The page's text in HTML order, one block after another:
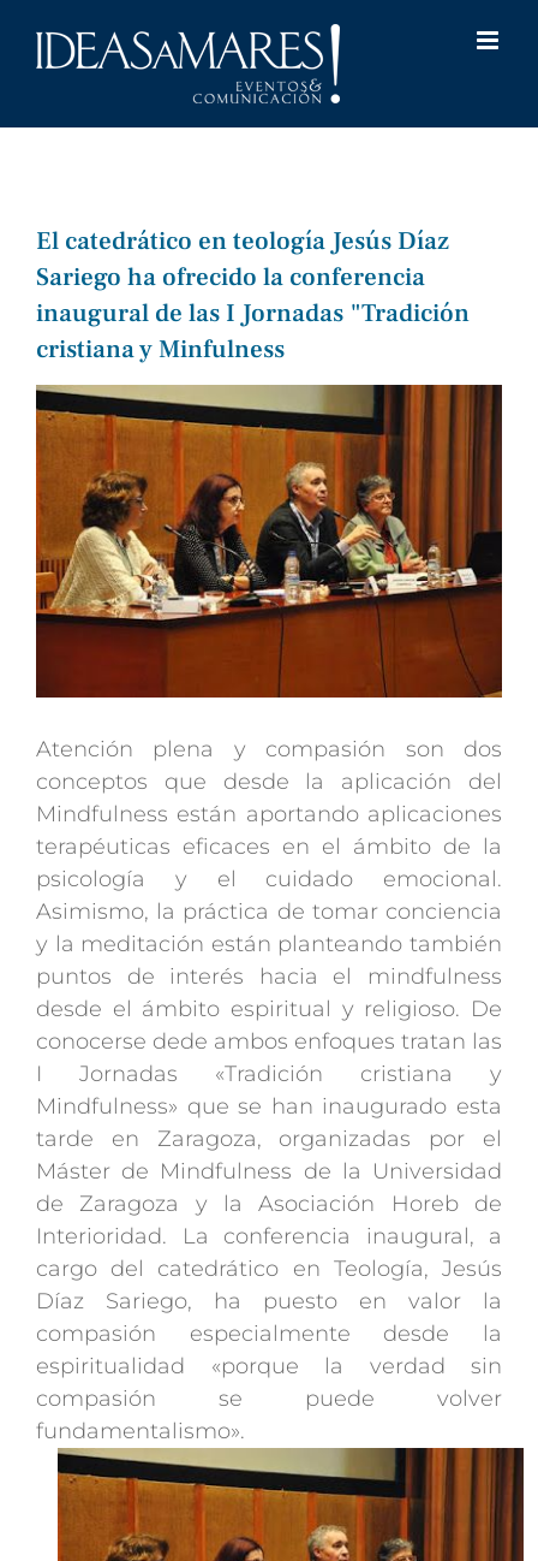
El catedrático en teología Jesús Díaz
Sariego ha ofrecido la conferencia
inaugural de las I Jornadas "Tradición
cristiana y Minfulness
Ver
imagen
grande
Atención plena y compasión son dos
conceptos que desde la aplicación del
Mindfulness están aportando aplicaciones
terapéuticas eficaces en el ámbito de la
psicología y el cuidado emocional.
Asimismo, la práctica de tomar conciencia
y la meditación están planteando también
puntos de interés hacia el mindfulness
desde el ámbito espiritual y religioso. De
conocerse dede ambos enfoques tratan las
I Jornadas «Tradición cristiana y
Mindfulness» que se han inaugurado esta
tarde en Zaragoza, organizadas por el
Máster de Mindfulness de la Universidad
de Zaragoza y la Asociación Horeb de
Interioridad. La conferencia inaugural, a
cargo del catedrático en Teología, Jesús
Díaz Sariego, ha puesto en valor la
compasión especialmente desde la
espiritualidad «porque la verdad sin
compasión se puede volver
fundamentalismo».